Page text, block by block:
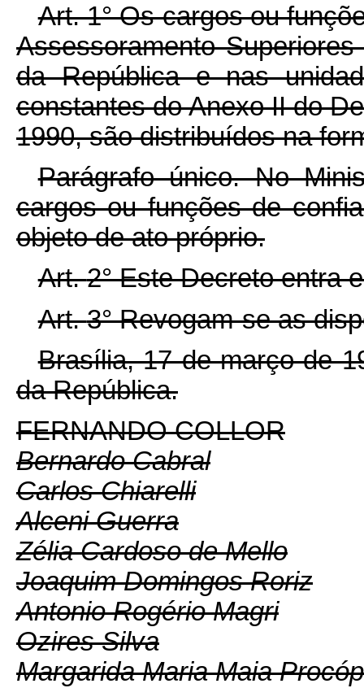
Art.1° Os cargos ou
Assessoramento
da República e nas
constantes do Anexo II do
1990, são distribuídos na
Parágrafo único. No
cargos ou funções de
objeto de ato próprio.
Art.2° Este Decreto entra
Art.3° Revogam-se as
Brasília, 17 de março de
da República.
FERNANDO COLLOR
Bernardo Cabral
Carlos Chiarelli
Alceni Guerra
Zélia Cardoso de Mello
Joaquim Domingos Roriz
Antonio Rogério Magri
Ozires Silva
Margarida Maria Maia